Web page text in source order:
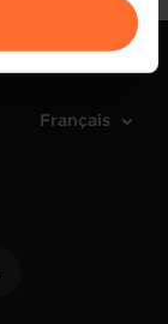
dont
à traiter
notre